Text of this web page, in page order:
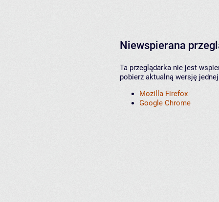
Niewspierana
Ta przeglądarka nie jest
pobierz aktualną wersję
Mozilla Firefox
Google Chrome